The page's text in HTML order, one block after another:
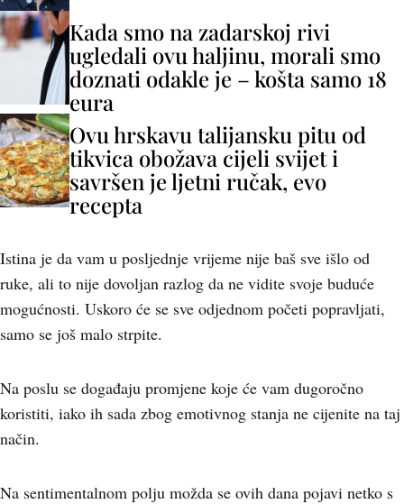
Kada smo na zadarskoj rivi
ugledali ovu haljinu, morali smo
doznati odakle je – košta samo 18
eura
Ovu hrskavu talijansku pitu od
tikvica obožava cijeli svijet i
savršen je ljetni ručak, evo
recepta
Istina je da vam u posljednje vrijeme nije baš sve išlo od
ruke, ali to nije dovoljan razlog da ne vidite svoje buduće
mogućnosti. Uskoro će se sve odjednom početi popravljati,
samo se još malo strpite.
Na poslu se događaju promjene koje će vam dugoročno
koristiti, iako ih sada zbog emotivnog stanja ne cijenite na taj
način.
Na sentimentalnom polju možda se ovih dana pojavi netko s